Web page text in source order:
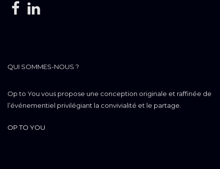
QUI SOMMES-NOUS ?
Op to You vous propose une conception originale et raffinée de
l’événementiel privilégiant la convivialité et le partage.
OP TO YOU